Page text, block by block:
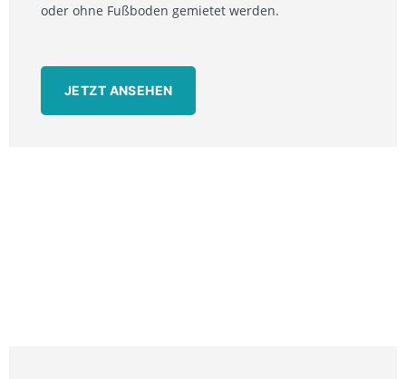
oder ohne Fußboden gemietet werden.
JETZT ANSEHEN